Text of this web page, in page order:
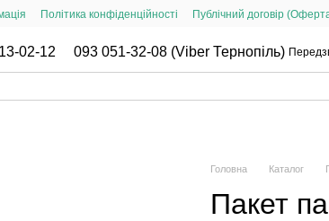
Політика конфіденційності Публічний договір
02-12 093 051-32-08 (Viber Тернопіль)
Головна Каталог
Пакет